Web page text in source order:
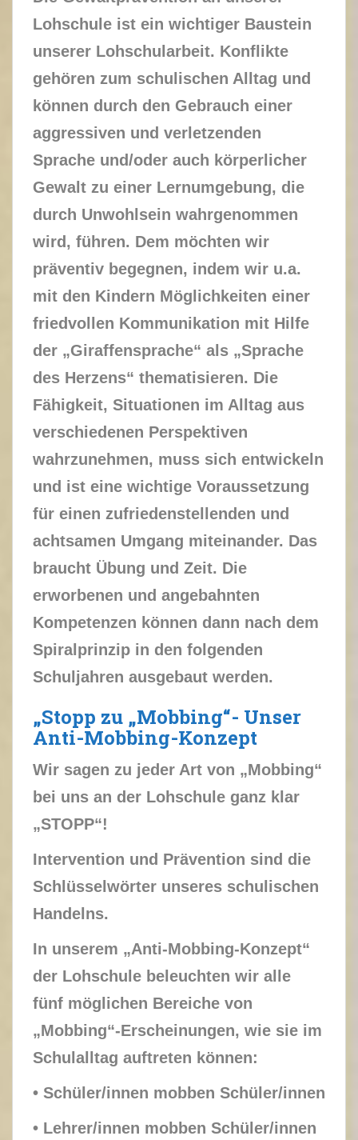
Lohschule ist ein wichtiger Baustein
unserer Lohschularbeit. Konflikte
gehören zum schulischen Alltag und
können durch den Gebrauch einer
aggressiven und verletzenden
Sprache und/oder auch körperlicher
Gewalt zu einer Lernumgebung, die
durch Unwohlsein wahrgenommen
wird, führen. Dem möchten wir
präventiv begegnen, indem wir u.a.
mit den Kindern Möglichkeiten einer
friedvollen Kommunikation mit Hilfe
der „Giraffensprache“ als „Sprache
des Herzens“ thematisieren. Die
Fähigkeit, Situationen im Alltag aus
verschiedenen Perspektiven
wahrzunehmen, muss sich entwickeln
und ist eine wichtige Voraussetzung
für einen zufriedenstellenden und
achtsamen Umgang miteinander. Das
braucht Übung und Zeit. Die
erworbenen und angebahnten
Kompetenzen können dann nach dem
Spiralprinzip in den folgenden
Schuljahren ausgebaut werden.
„Stopp zu „Mobbing“- Unser
Anti-Mobbing-Konzept
Wir sagen zu jeder Art von „Mobbing“
bei uns an der Lohschule ganz klar
„STOPP“!
Intervention und Prävention sind die
Schlüsselwörter unseres schulischen
Handelns.
In unserem „Anti-Mobbing-Konzept“
der Lohschule beleuchten wir alle
fünf möglichen Bereiche von
„Mobbing“-Erscheinungen, wie sie im
Schulalltag auftreten können:
• Schüler/innen mobben Schüler/innen
• Lehrer/innen mobben Schüler/innen